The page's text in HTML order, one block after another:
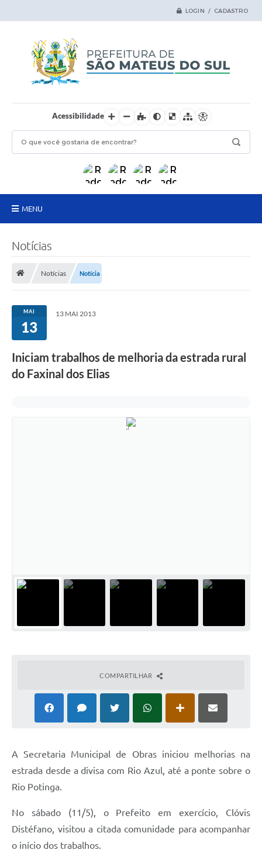
LOGIN / CADASTRO
Acessibilidade
MENU
Transparência
Secretarias
Ouvidoria
Projeto Nascente Viva
Telefones Prefeitura Municipal
Feriados Municipais
Imprensa
Plantão das Funerárias
Recebimento de Recursos
Serviço de Informação ao Cidadão
Notícias
Notícias Notícia
MAI
13
13 MAI 2013
Iniciam trabalhos de melhoria da estrada rural
do Faxinal dos Elias
COMPARTILHAR
A Secretaria Municipal de Obras iniciou melhorias na
estrada desde a divisa com Rio Azul, até a ponte sobre o
Rio Potinga.
No sábado (11/5), o Prefeito em exercício, Clóvis
Distéfano, visitou a citada comunidade para acompanhar
o início dos trabalhos.